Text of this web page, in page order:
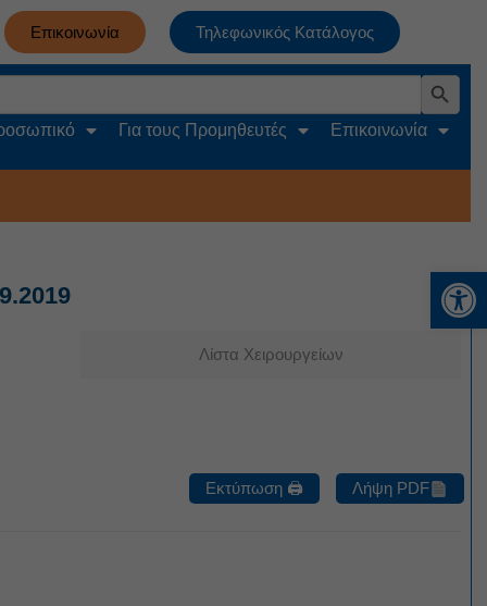
Επικοινωνία Τηλεφωνικός Κατάλογος
Search Button
Για τους Προμηθευτές Επικοινωνία
Λίστα Χειρουργείων
Εκτύπωση 🖨 Λήψη PDF